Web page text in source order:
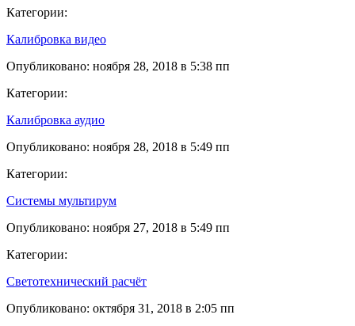
Категории:
Калибровка видео
Опубликовано: ноября 28, 2018 в 5:38 пп
Категории:
Калибровка аудио
Опубликовано: ноября 28, 2018 в 5:49 пп
Категории:
Системы мультирум
Опубликовано: ноября 27, 2018 в 5:49 пп
Категории:
Светотехнический расчёт
Опубликовано: октября 31, 2018 в 2:05 пп